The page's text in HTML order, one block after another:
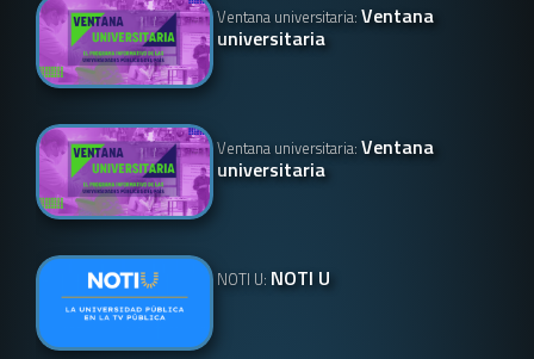
Ventana universitaria:Ventana
universitaria
Ventana universitaria:Ventana
universitaria
NOTI U: NOTI U